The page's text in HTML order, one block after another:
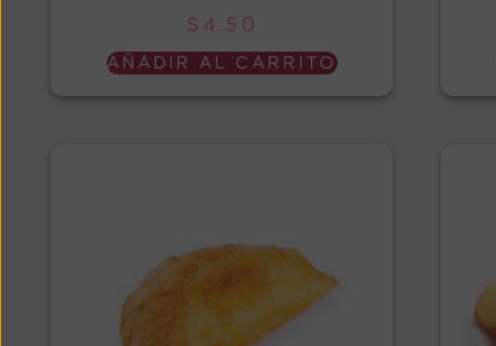
$ 4.50
AÑADIR AL CARRITO